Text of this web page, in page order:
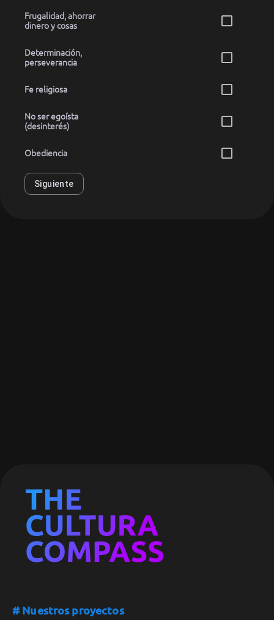
Frugalidad, ahorrar
dinero y cosas
Determinación,
perseverancia
Fe religiosa
No ser egoísta
(desinterés)
Obediencia
Siguiente
# Nuestros proyectos